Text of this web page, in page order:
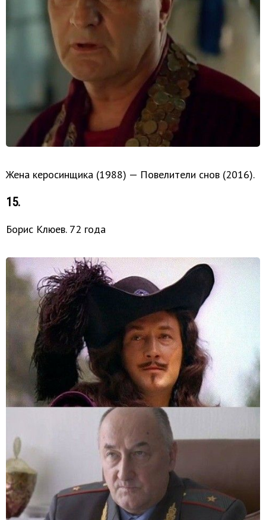
Жена керосинщика (1988) — Повелители снов (2016).
15.
Борис Клюев. 72 года